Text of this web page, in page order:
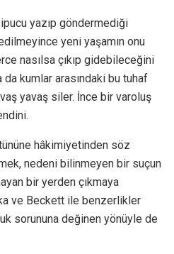
ipucu yazıp göndermediği
yeni yaşamın onu
nasılsa çıkıp gidebileceğini
da kumlar arasındaki bu tuhaf
yavaş siler. İnce bir varoluş
hâkimiyetinden söz
nedeni bilinmeyen bir suçun
bir yerden çıkmaya
ve Beckett ile benzerlikler
sorununa değinen yönüyle de